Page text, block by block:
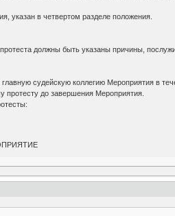
указан в четвертом разделе положения.
должны быть указаны причины,
судейскую коллегию Мероприятия в
протесту до завершения Мероприятия.